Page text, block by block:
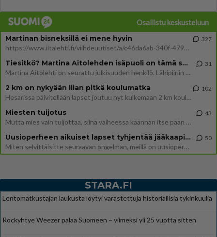
Osallistu keskusteluun
Martinan bisneksillä ei mene hyvin
https://www.iltalehti.fi/viihdeuutiset/a/c46da6ab-340f-4790-aaa7-0865eed2336 Yrityksen konkurssihakemus on tullut kärä
327
Tiesitkö? Martina Aitolehden isäpuoli on tämä suosittu laulaja
Martina Aitolehti on seurattu julkisuuden henkilö. Lähipiiriin mahtuu muitakin tunnettuja henkilöitä. Tiesitkö, että Ma
31
2 km on nykyään liian pitkä koulumatka
Hesarissa päivitellään lapset joutuu nyt kulkemaan 2 km kouluun jösses. Ruostefillarilla tuo matka menee vaikka miten äk
102
Miesten tuijotus
Mutta mies vain tuijottaa, siinä vaiheessa käännän itse pään pois. Mikä juttu? Yleensä jos joku tuijottaa tai katsoo, hä
43
Uusioperheen aikuiset lapset tyhjentää jääkaapin käydessään
Miten selvittäisitte seuraavan ongelman, meillä on uusioperhe, minulla teini-ikäiset lapset ja puolisolla aikuiset, jotk
50
STARA.FI
Lentomatkustajan laukusta löytyi varastettuja historiallisia tykinkuulia
Rockyhtye Weezer palaa Suomeen – viimeksi yli 25 vuotta sitten